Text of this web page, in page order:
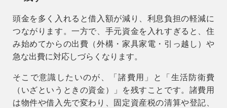
頭金を多く入れると借入額が減り、利息負担の軽減に
つながります。一方で、手元資金を入れすぎると、住
み始めてからの出費（外構・家具家電・引っ越し）や
急な出費に対応しづらくなります。
そこで意識したいのが、
「諸費用」と「生活防衛費
（いざというときの資金）」
を残すことです。諸費用
は物件や借入先で変わり、固定資産税の清算や登記、